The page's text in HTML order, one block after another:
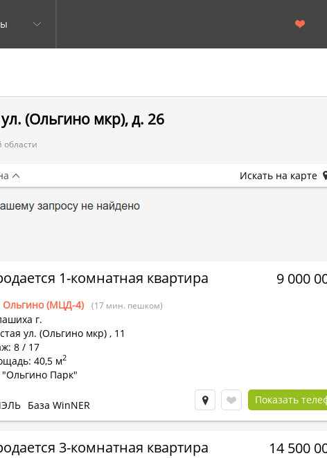
(Ольгино мкр), д. 26
области
1-комнатная квартира
Ольгино (МЦД-4) (17 мин. пешком)
г.
ул. (Ольгино мкр) , 11
8 / 17
40,5 м2
Парк"
9 000
База WinNER Показать
3-комнатная квартира 14 500
Искать на карте